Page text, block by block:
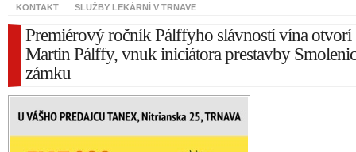
KONTAKT SLUŽBY LEKÁRNÍ V TRNAVE
Premiérový ročník Pálffyho slávností vína
Martin Pálffy, vnuk iniciátora prestavby
zámku